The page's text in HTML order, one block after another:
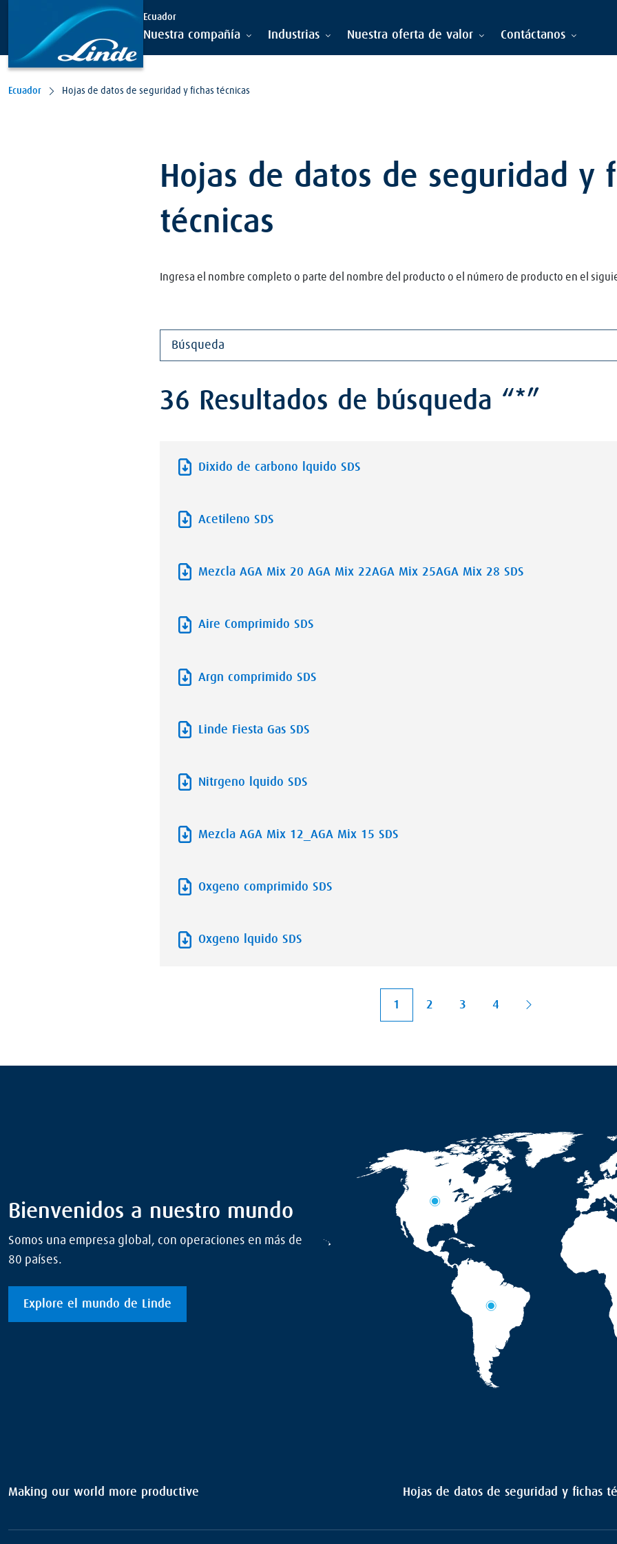
Ecuador
Nuestra compañía Industrias Nuestra oferta de valor Contáctanos
Ecuador Hojas de datos de seguridad y fichas técnicas
Hojas de datos de seguridad y
técnicas
Ingresa el nombre completo o parte del nombre del producto o el número de producto en el
36 Resultados de búsqueda “*”
Dixido de carbono lquido SDS
Acetileno SDS
Mezcla AGA Mix 20 AGA Mix 22AGA Mix 25AGA Mix 28 SDS
Aire Comprimido SDS
Argn comprimido SDS
Linde Fiesta Gas SDS
Nitrgeno lquido SDS
Mezcla AGA Mix 12_AGA Mix 15 SDS
Oxgeno comprimido SDS
Oxgeno lquido SDS
1 2 3 4
Bienvenidos a nuestro mundo
Somos una empresa global, con operaciones en más de
80 países.
Explore el mundo de Linde
Making our world more productive Hojas de datos de seguridad y fichas